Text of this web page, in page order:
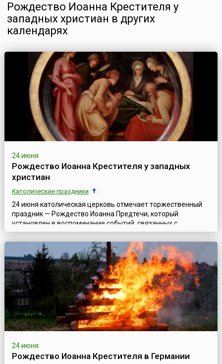
Рождество Иоанна Крестителя у
западных христиан в других
календарях
24 июня
Рождество Иоанна Крестителя у западных
христиан
Католические праздники
24 июня католическая церковь отмечает торжественный
праздник — Рождество Иоанна Предтечи, который
установлен в воспоминание событий, связанных с
рождением Иоанна Крестителя, которые описаны в
Евангелии от Луки (Лк.1:24-25, 57-68, 76, 80).По учению
иудаизма, перед приходом Мессии должен явиться его
предшественник — предтеча, которым в соответствии с
пророчеством Малахии (Мал. 4:5) считается про...
24 июня
Рождество Иоанна Крестителя в Германии